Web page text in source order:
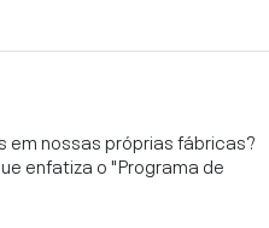
em nossas próprias fábricas?
enfatiza o "Programa de